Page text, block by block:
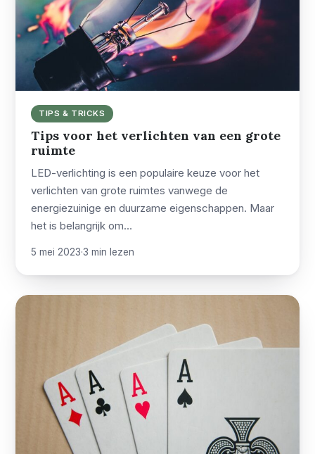
TIPS & TRICKS
Tips voor het verlichten van een grote
ruimte
LED-verlichting is een populaire keuze voor het
verlichten van grote ruimtes vanwege de
energiezuinige en duurzame eigenschappen. Maar
het is belangrijk om…
5 mei 2023·3 min lezen